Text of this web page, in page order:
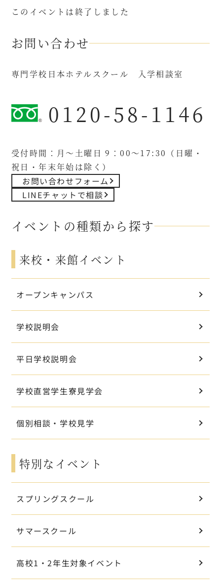
このイベントは終了しました
お問い合わせ
専門学校日本ホテルスクール 入学相談室
0120-58-1146
受付時間：月～土曜日 9：00～17:30（日曜・
祝日・年末年始は除く）
お問い合わせフォーム
LINEチャットで相談
イベントの種類から探す
来校・来館イベント
オープンキャンパス
学校説明会
平日学校説明会
学校直営学生寮見学会
個別相談・学校見学
特別なイベント
スプリングスクール
サマースクール
高校1・2年生対象イベント